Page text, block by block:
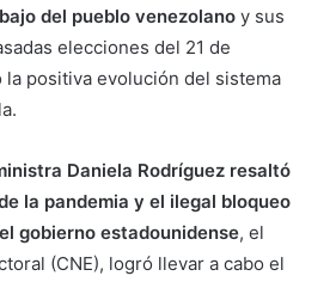
del pueblo venezolano y sus
elecciones del 21 de
positiva evolución del sistema
Daniela Rodríguez resaltó
la pandemia y el ilegal bloqueo
gobierno estadounidense, el
(CNE), logró llevar a cabo el